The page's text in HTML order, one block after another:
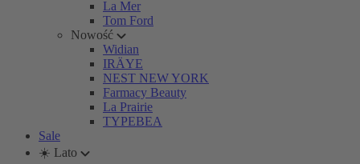
La Mer
Tom Ford
Nowość
Widian
IRÄYE
NEST NEW YORK
Farmacy Beauty
La Prairie
TYPEBEA
Sale
☀️ Lato